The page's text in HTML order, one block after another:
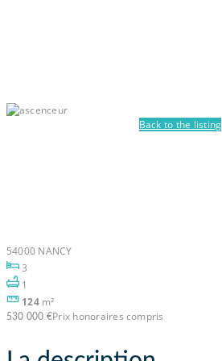
Back to the listing
54000 NANCY
3
1
124 m²
530 000 €Prix honoraires compris